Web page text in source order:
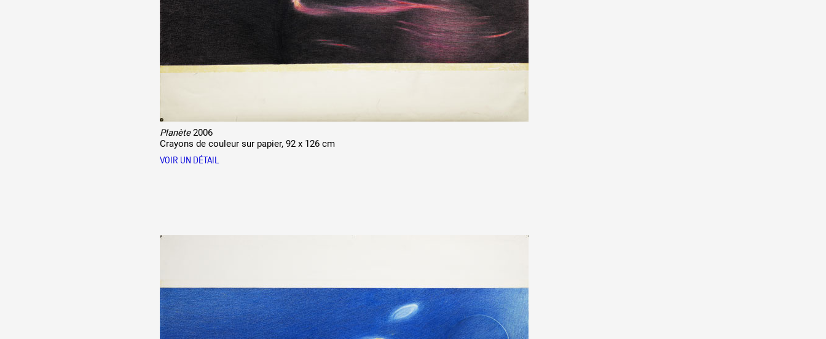
Production vidéo
Réseau documents d'artistes
Planète2006
Crayons de couleur sur papier, 92 x 126 cm
VOIR UN DÉTAIL